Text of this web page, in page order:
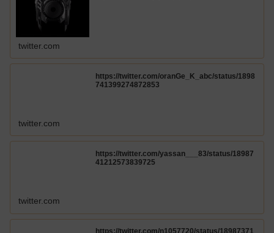
twitter.com
https://twitter.com/oranGe_K_abc/status/1898
741399274872853
twitter.com
https://twitter.com/yassan___83/status/18987
41212573839725
twitter.com
https://twitter.com/n1057720/status/18987371